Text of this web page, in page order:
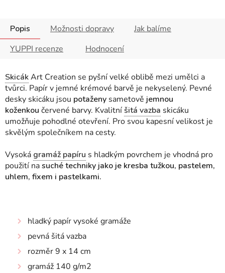
Popis Možnosti dopravy
Jak balíme
YUPPI recenze
Hodnocení
SkicákArt Creation se pyšní velké oblibě mezi umělci a
tvůrci. Papír v jemné krémové barvě je nekyselený. Pevné
desky skicáku jsou potaženy sametově jemnou
koženkou červené barvy. Kvalitníšitá vazba skicáku
umožňuje pohodlné otevření. Pro svou kapesní velikost je
skvělým společníkem na cesty.
Vysoká gramáž papíru s hladkým povrchem je vhodná pro
použití nasuché techniky jako je kresba tužkou, pastelem,
uhlem, fixem i pastelkami.
hladký papír vysoké gramáže
pevná šitá vazba
rozměr 9 x 14 cm
gramáž 140 g/m2